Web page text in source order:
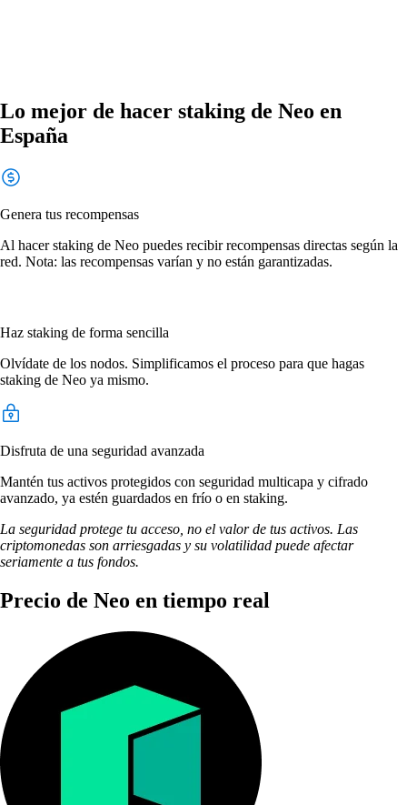
Lo mejor de hacer staking de Neo en
España
Genera tus recompensas
Al hacer staking de Neo puedes recibir recompensas directas según la
red. Nota: las recompensas varían y no están garantizadas.
Haz staking de forma sencilla
Olvídate de los nodos. Simplificamos el proceso para que hagas
staking de Neo ya mismo.
Disfruta de una seguridad avanzada
Mantén tus activos protegidos con seguridad multicapa y cifrado
avanzado, ya estén guardados en frío o en staking.
La seguridad protege tu acceso, no el valor de tus activos. Las
criptomonedas son arriesgadas y su volatilidad puede afectar
seriamente a tus fondos.
Precio de Neo en tiempo real